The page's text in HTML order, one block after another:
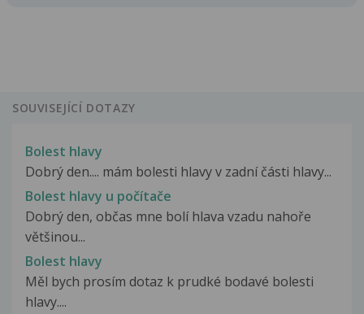
SOUVISEJÍCÍ DOTAZY
Bolest hlavy
Dobrý den.... mám bolesti hlavy v zadní části hlavy...
Bolest hlavy u počítače
Dobrý den, občas mne bolí hlava vzadu nahoře
většinou...
Bolest hlavy
Měl bych prosím dotaz k prudké bodavé bolesti
hlavy....